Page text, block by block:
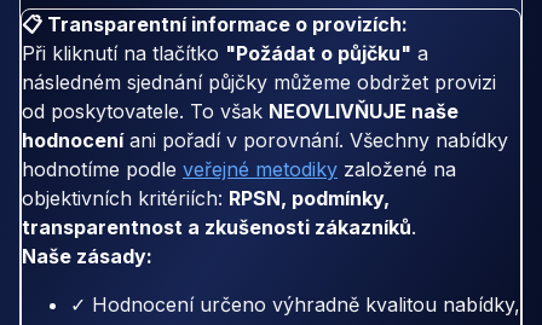
📋 Transparentní informace o provizích:
Při kliknutí na tlačítko "Požádat o půjčku" a
následném sjednání půjčky můžeme obdržet provizi
od poskytovatele. To však NEOVLIVŇUJE naše
hodnoceníani pořadí v porovnání. Všechny nabídky
hodnotíme podle veřejné metodiky založené na
objektivních kritériích: RPSN, podmínky,
transparentnost a zkušenosti zákazníků.
Naše zásady:
✓ Hodnocení určeno výhradně kvalitou nabídky,